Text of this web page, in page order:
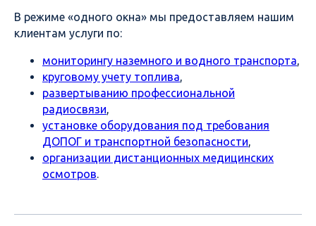
В режиме «одного окна» мы предоставляем нашим
клиентам услуги по:
мониторингу наземного и водного транспорта,
круговому учету топлива,
развертыванию профессиональной
радиосвязи,
установке оборудования под требования
ДОПОГ и транспортной безопасности,
организации дистанционных медицинских
осмотров.